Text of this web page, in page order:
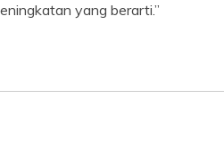
yang berarti.”